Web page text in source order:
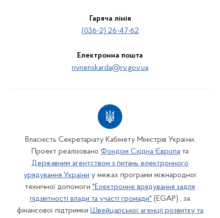
Гаряча лінія
(036-2) 26-47-62
Електронна пошта
rivnenskarda@rv.gov.ua
Власність Секретаріату Кабінету Міністрів України.
Проект реалізовано Фондом Східна Європа та
Державним агентством з питань електронного
урядування України у межах програми міжнародної
технічної допомоги "Електронне врядування задля
підзвітності влади та участі громади" (EGAP) , за
фінансової підтримки Швейцарської агенції розвитку та